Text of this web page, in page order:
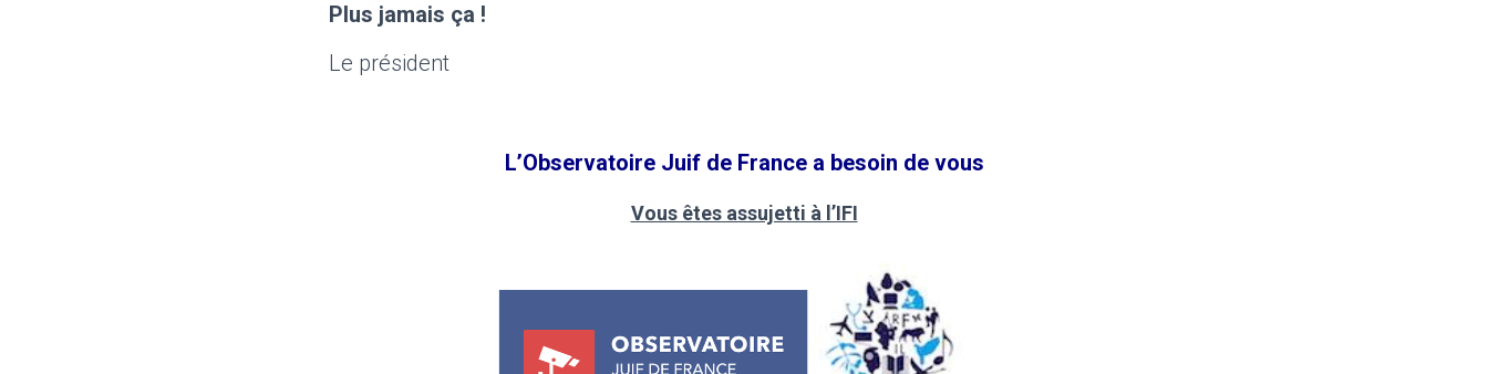
Plus jamais ça !
Le président
L’Observatoire Juif de France a besoin de vous
Vous êtes assujetti à l’IFI